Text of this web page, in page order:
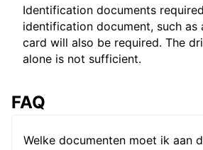
Identification documents
identification document, such as
card will also be required. The
alone is not sufficient.
FAQ
Welke documenten moet ik aan